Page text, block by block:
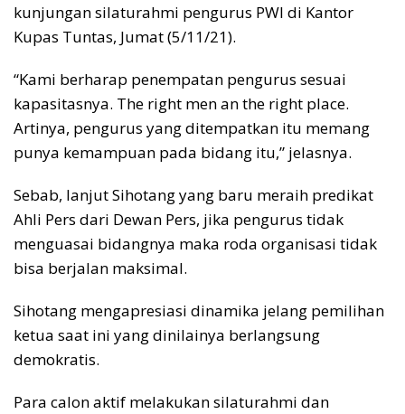
kunjungan silaturahmi pengurus PWI di Kantor
Kupas Tuntas, Jumat (5/11/21).
“Kami berharap penempatan pengurus sesuai
kapasitasnya. The right men an the right place.
Artinya, pengurus yang ditempatkan itu memang
punya kemampuan pada bidang itu,” jelasnya.
Sebab, lanjut Sihotang yang baru meraih predikat
Ahli Pers dari Dewan Pers, jika pengurus tidak
menguasai bidangnya maka roda organisasi tidak
bisa berjalan maksimal.
Sihotang mengapresiasi dinamika jelang pemilihan
ketua saat ini yang dinilainya berlangsung
demokratis.
Para calon aktif melakukan silaturahmi dan